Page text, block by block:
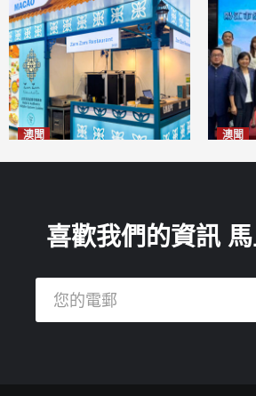
澳聞 澳聞
喜歡我們的資訊 馬